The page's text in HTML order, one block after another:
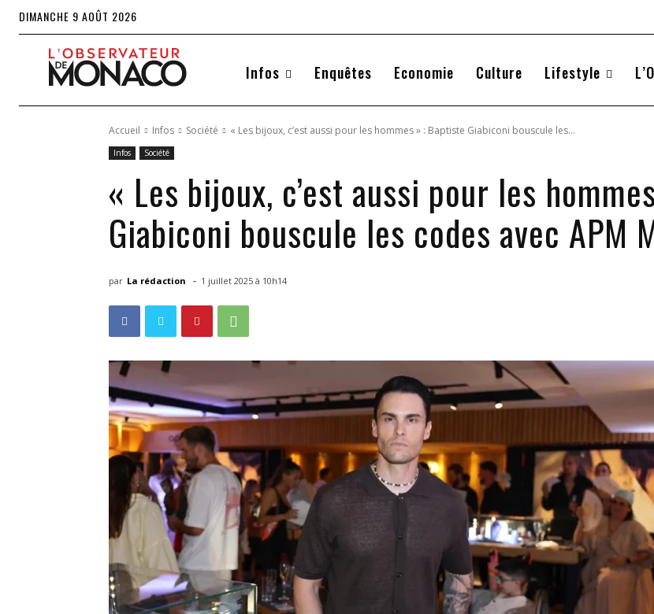
DIMANCHE 9 AOÛT 2026
Infos Enquêtes Economie Culture Lifestyle
Accueil Infos Société « Les bijoux, c’est aussi pour les hommes » : Baptiste Giabiconi bouscule les...
Infos Société
« Les bijoux, c’est aussi pour les
Giabiconi bouscule les codes avec APM
par La rédaction - 1 juillet 2025 à 10h14